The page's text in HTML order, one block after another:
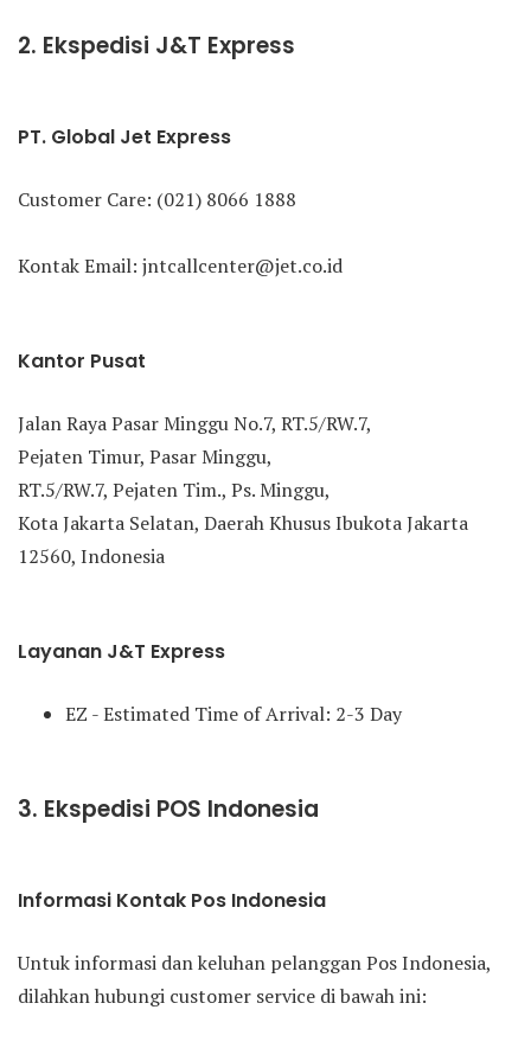
2. Ekspedisi J&T Express
PT. Global Jet Express
Customer Care: (021) 8066 1888
Kontak Email: jntcallcenter@jet.co.id
Kantor Pusat
Jalan Raya Pasar Minggu No.7, RT.5/RW.7,
Pejaten Timur, Pasar Minggu,
RT.5/RW.7, Pejaten Tim., Ps. Minggu,
Kota Jakarta Selatan, Daerah Khusus Ibukota Jakarta
12560, Indonesia
Layanan J&T Express
EZ - Estimated Time of Arrival: 2-3 Day
3. Ekspedisi POS Indonesia
Informasi Kontak Pos Indonesia
Untuk informasi dan keluhan pelanggan Pos Indonesia,
dilahkan hubungi customer service di bawah ini: